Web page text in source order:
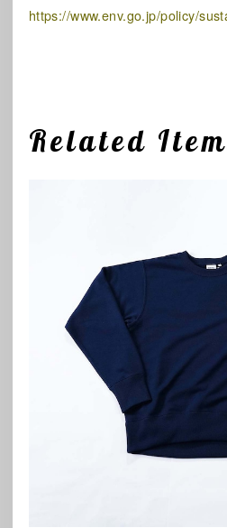
https://www.env.go.jp/policy/
Related